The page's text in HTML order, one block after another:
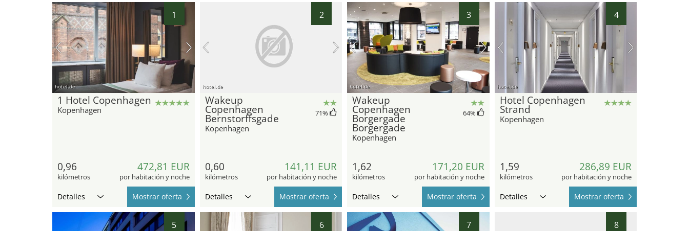
1
hotel.de
1 Hotel Copenhagen
Kopenhagen
0,96
kilómetros
472,81 EUR
por habitación y noche
Detalles Mostrar oferta
2
hotel.de
Wakeup
Copenhagen
Bernstorffsgade
Kopenhagen
71%
0,60
kilómetros
141,11 EUR
por habitación y noche
Detalles Mostrar oferta
3
hotel.de
Wakeup
Copenhagen
Borgergade
Borgergade
Kopenhagen
64%
1,62
kilómetros
171,20 EUR
por habitación y noche
Detalles Mostrar oferta
4
hotel.de
Hotel Copenhagen
Strand
Kopenhagen
1,59
kilómetros
286,89 EUR
por habitación y noche
Detalles Mostrar oferta
5 6 7 8